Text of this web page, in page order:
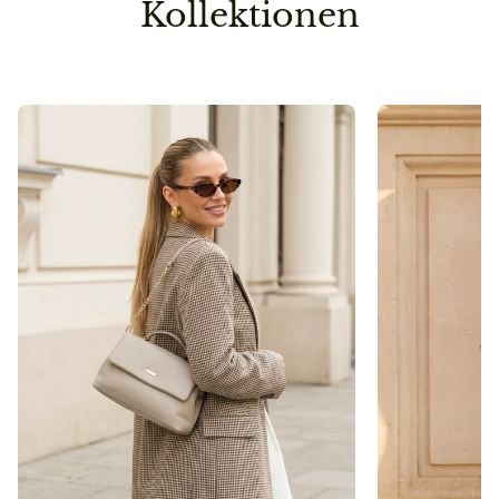
auch die zweite/dritte Ware auf Lager ist.
So sparen wir einen Versandweg und belasten die
Umwelt nicht unnötig.
Pflegehinweis
Bitte vermeidet den Kontakt zu Desinfektionsmittel
oder anderen chemischen Substanzen, da die
Oberfläche dadurch angegriffen werden kann.
Kollektionen